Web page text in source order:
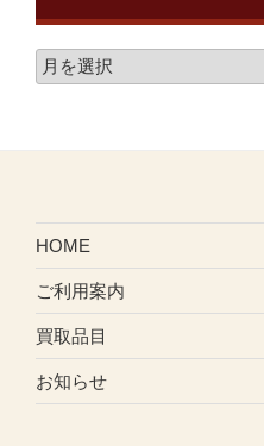
HOME
ご利用案内
買取品目
お知らせ